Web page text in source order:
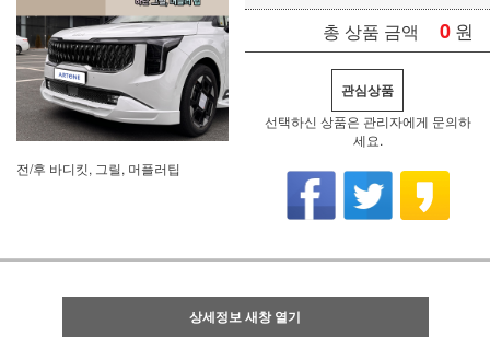
전/후 바디킷, 그릴, 머플러팁
총 상품 금액 0 원
관심상품
선택하신 상품은 관리자에게 문의하
세요.
상세정보 새창 열기